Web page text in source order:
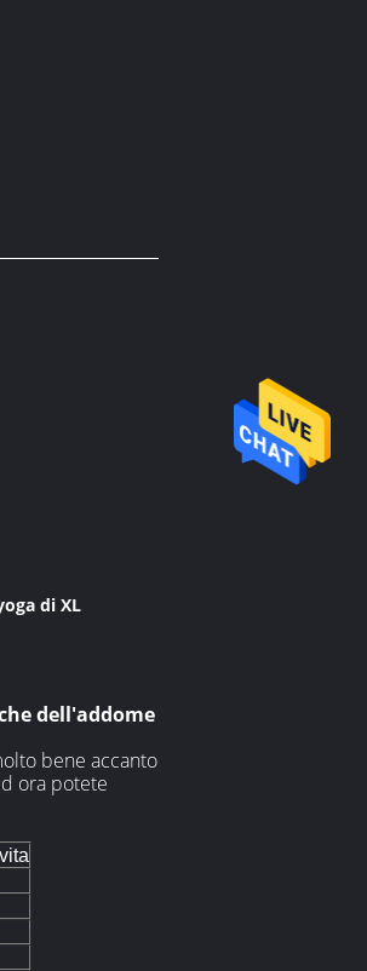
di XL
dell'addome
bene accanto
ora potete